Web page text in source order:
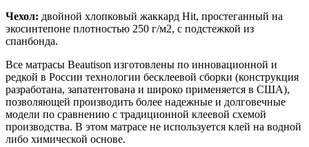
Чехол: двойной хлопковый жаккард Hit, простеганный на
экосинтепоне плотностью 250 г/м2, с подстежкой из
спанбонда.
Все матрасы Beautison изготовлены по инновационной и
редкой в России технологии бесклеевой сборки (конструкция
разработана, запатентована и широко применяется в США),
позволяющей производить более надежные и долговечные
модели по сравнению с традиционной клеевой схемой
производства. В этом матрасе не используется клей на водной
либо химической основе.